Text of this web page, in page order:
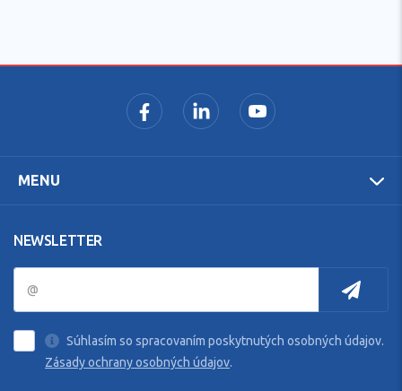
MENU
NEWSLETTER
Súhlasím so spracovaním poskytnutých osobných údajov.
Zásady ochrany osobných údajov.